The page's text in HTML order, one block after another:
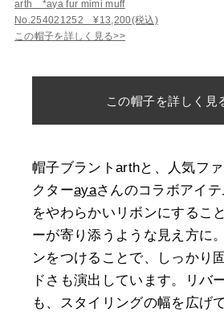
arth *aya fur mimi muff
No.254021252 ¥13,200(税込)
この帽子を詳しく見る>>
この帽子を詳しく見
帽子ブラントarthと、人気フ
クターayaさんのコラボアイ
をやわらかいリボンにするこ
ーが寄り添うような見え方に
ンをつけることで、しっかり
ドさも演出しています。リバ
も、スタイリングの幅を広げ